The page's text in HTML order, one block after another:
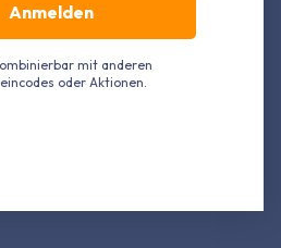
Anmelden
mit anderen
oder Aktionen.